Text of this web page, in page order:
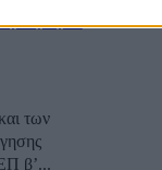
των
β’...